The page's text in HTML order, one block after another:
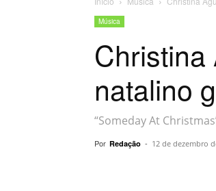
Música
natalino
“Someday At
Por Redação - 12 de dezembro